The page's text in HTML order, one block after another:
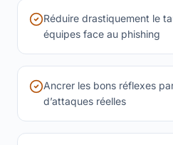
Réduire drastiquement le
équipes face au phishing
Ancrer les bons réflexes
d’attaques réelles